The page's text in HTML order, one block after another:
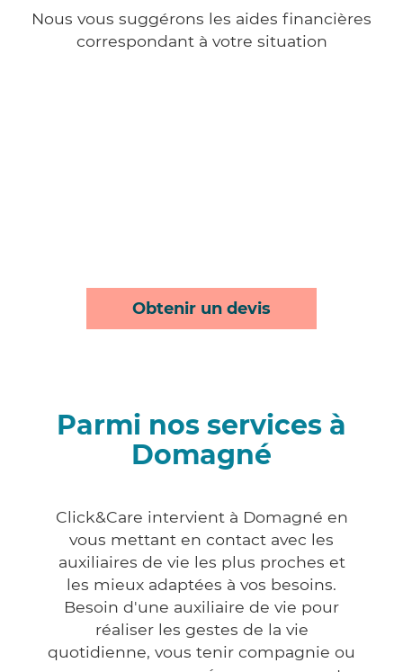
Nous vous suggérons les aides financières
correspondant à votre situation
Obtenir un devis
Parmi nos services à
Domagné
Click&Care intervient à Domagné en
vous mettant en contact avec les
auxiliaires de vie les plus proches et
les mieux adaptées à vos besoins.
Besoin d'une auxiliaire de vie pour
réaliser les gestes de la vie
quotidienne, vous tenir compagnie ou